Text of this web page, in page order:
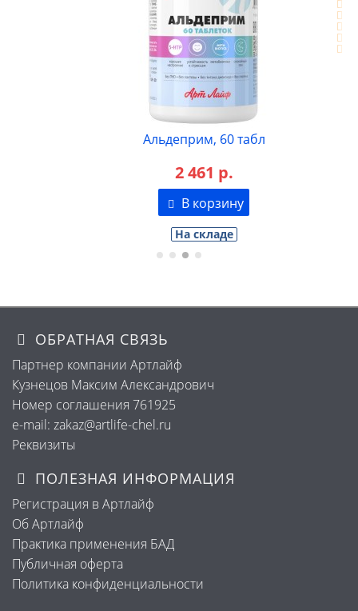
Альдеприм, 60 табл
2 461 р.
В корзину
На складе
ОБРАТНАЯ СВЯЗЬ
Партнер компании Артлайф
Кузнецов Максим Александрович
Номер соглашения 761925
e-mail: zakaz@artlife-chel.ru
Реквизиты
ПОЛЕЗНАЯ ИНФОРМАЦИЯ
Регистрация в Артлайф
Об Артлайф
Практика применения БАД
Публичная оферта
Политика конфиденциальности